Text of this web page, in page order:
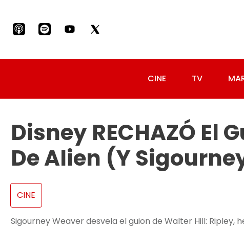
CINE TV
Disney RECHAZÓ El
De Alien (y
CINE
Sigourney Weaver desvela el guion de Walter Hill: Ripley,